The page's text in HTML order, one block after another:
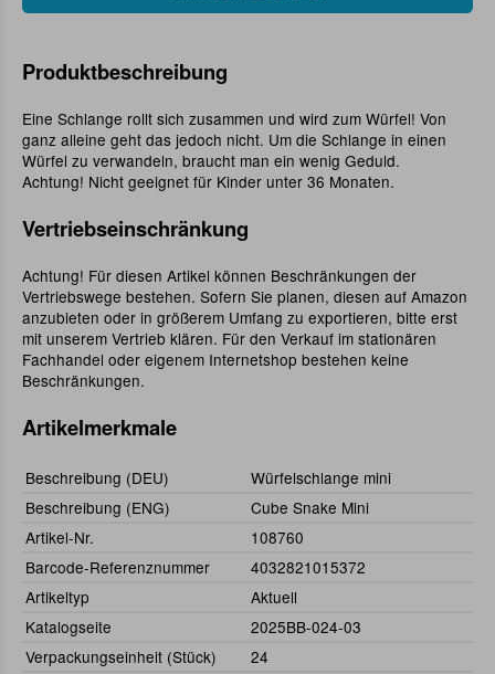
Produktbeschreibung
Eine Schlange rollt sich zusammen und wird zum Würfel! Von
ganz alleine geht das jedoch nicht. Um die Schlange in einen
Würfel zu verwandeln, braucht man ein wenig Geduld.
Achtung! Nicht geeignet für Kinder unter 36 Monaten.
Vertriebseinschränkung
Achtung! Für diesen Artikel können Beschränkungen der
Vertriebswege bestehen. Sofern Sie planen, diesen auf Amazon
anzubieten oder in größerem Umfang zu exportieren, bitte erst
mit unserem Vertrieb klären. Für den Verkauf im stationären
Fachhandel oder eigenem Internetshop bestehen keine
Beschränkungen.
Artikelmerkmale
Beschreibung (DEU)
Würfelschlange mini
Beschreibung (ENG)
Cube Snake Mini
Artikel-Nr.
108760
Barcode-Referenznummer
4032821015372
Artikeltyp
Aktuell
Katalogseite
2025BB-024-03
Verpackungseinheit (Stück)
24